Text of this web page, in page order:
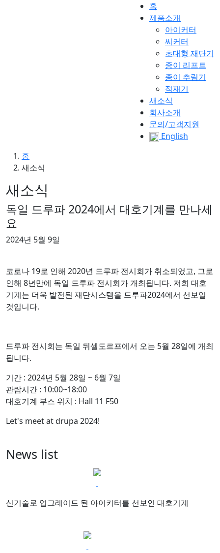
홈
제품소개
아이커터
씨커터
초대형 재단기
종이 리프트
종이 추림기
적재기
새소식
회사소개
문의/고객지원
English
홈
새소식
새소식
독일 드루파 2024에서 대호기계를 만나세
요
2024년 5월 9일
코로나 19로 인해 2020년 드루파 전시회가 취소되었고, 그로
인해 8년만에 독일 드루파 전시회가 개최됩니다. 저희 대호
기계는 더욱 발전된 재단시스템을 드루파2024에서 선보일
것입니다.
드루파 전시회는 독일 뒤셀도르프에서 오는 5월 28일에 개최
됩니다.
기간 : 2024년 5월 28일 ~ 6월 7일
관람시간 : 10:00~18:00
대호기계 부스 위치 : Hall 11 F50
Let's meet at drupa 2024!
News list
신기술로 업그레이드 된 아이커터를 선보인 대호기계